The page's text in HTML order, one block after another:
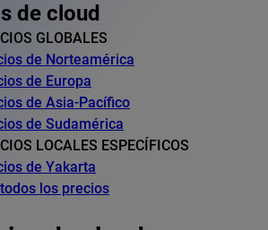
de cloud
GLOBALES
de Norteamérica
de Europa
de Asia-Pacífico
de Sudamérica
LOCALES ESPECÍFICOS
de Yakarta
los precios